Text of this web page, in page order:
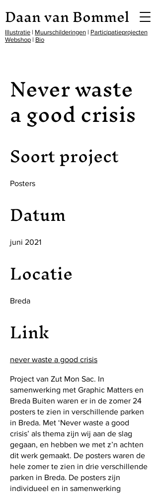
Daan van Bommel
Illustratie | Muurschilderingen | Participatieprojecten
Webshop | Bio
Never waste
a good crisis
Soort project
Posters
Datum
juni 2021
Locatie
Breda
Link
never waste a good crisis
Project van Zut Mon Sac. In
samenwerking met Graphic Matters en
Breda Buiten waren er in de zomer 24
posters te zien in verschillende parken
in Breda. Met ‘Never waste a good
crisis’ als thema zijn wij aan de slag
gegaan, en hebben we met z’n achten
dit werk gemaakt. De posters waren de
hele zomer te zien in drie verschillende
parken in Breda. De posters zijn
individueel en in samenwerking